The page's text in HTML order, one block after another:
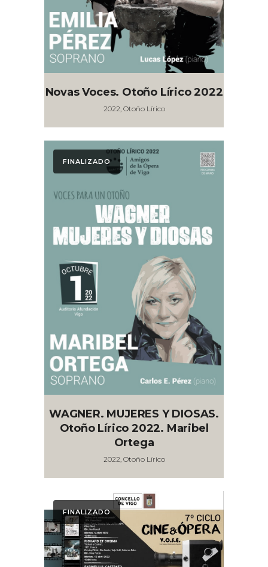
Novas Voces. Otoño Lírico 2022
2022, Otoño Lírico
FINALIZADO
WAGNER. MUJERES Y DIOSAS.
Otoño Lírico 2022. Maribel
Ortega
2022, Otoño Lírico
FINALIZADO